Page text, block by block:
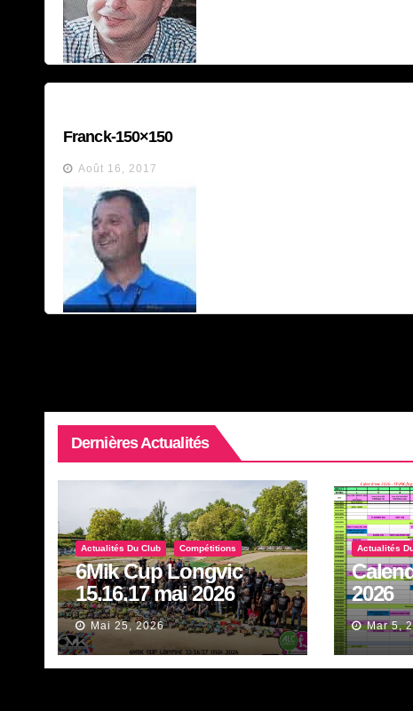
Franck-150×150
Août 16, 2017
Dernières Actualités
Actualités Du Club Compétitions
6Mik Cup Longvic
15.16.17 mai 2026
Mai 25, 2026
Actualités
2026
Mar 5,